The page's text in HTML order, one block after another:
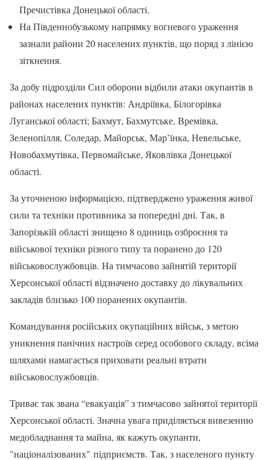
Пречистівка Донецької області.
На Південнобузькому напрямку вогневого ураження
зазнали райони 20 населених пунктів, що поряд з лінією
зіткнення.
За добу підрозділи Сил оборони відбили атаки окупантів в
районах населених пунктів: Андріївка, Білогорівка
Луганської області; Бахмут, Бахмутське, Времівка,
Зеленопілля, Соледар, Майорськ, Мар’їнка, Невельське,
Новобахмутівка, Первомайське, Яковлівка Донецької
області.
За уточненою інформацією, підтверджено ураження живої
сили та техніки противника за попередні дні. Так, в
Запорізькій області знищено 8 одиниць озброєння та
військової техніки різного типу та поранено до 120
військовослужбовців. На тимчасово зайнятій території
Херсонської області відзначено доставку до лікувальних
закладів близько 100 поранених окупантів.
Командування російських окупаційних військ, з метою
уникнення панічних настроїв серед особового складу, всіма
шляхами намагається приховати реальні втрати
військовослужбовців.
Триває так звана “евакуація” з тимчасово зайнятої території
Херсонської області. Значна увага приділяється вивезенню
медобладнання та майна, як кажуть окупанти,
"націоналізованих" підприємств. Так, з населеного пункту